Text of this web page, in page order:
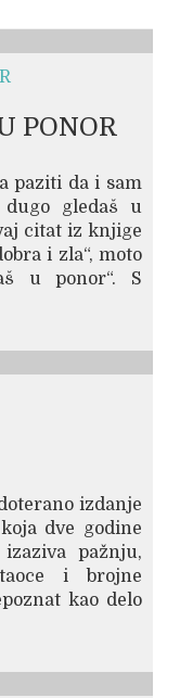
PONOR
paziti da i sam
gledaš u
citat iz knjige
i zla“, moto
u ponor“. S
izdanje
dve godine
pažnju,
i brojne
kao delo